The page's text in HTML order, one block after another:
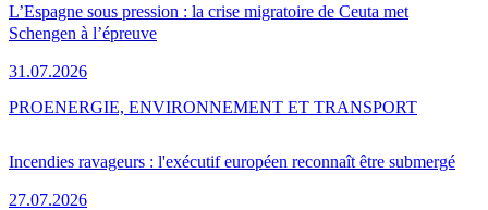
L’Espagne sous pression : la crise migratoire de Ceuta met
Schengen à l’épreuve
31.07.2026
Incendies ravageurs : l'exécutif européen reconnaît être submergé
27.07.2026
PROENERGIE, ENVIRONNEMENT ET TRANSPORT